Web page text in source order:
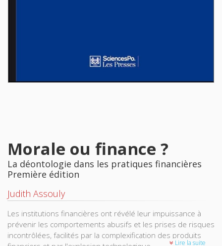
Morale ou finance ?
La déontologie dans les pratiques financières
Première édition
Judith Assouly
Les institutions financières ont révélé leur impuissance à
prévenir les comportements abusifs et les prises de risques
incontrôlées, facilités par la complexification des produits
Lire la suite